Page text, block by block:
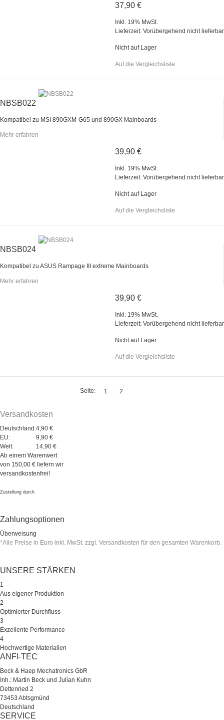
37,90 €
Inkl. 19% MwSt.
Lieferzeit: Vorübergehend nicht lieferbar
Nicht auf Lager
Auf die Vergleichsliste
NBSB022
Kompatibel zu MSI 890GXM-G65 und 890GX Mainboards
Mehr erfahren
39,90 €
Inkl. 19% MwSt.
Lieferzeit: Vorübergehend nicht lieferbar
Nicht auf Lager
Auf die Vergleichsliste
NBSB024
Kompatibel zu ASUS Rampage III extreme Mainboards
Mehr erfahren
39,90 €
Inkl. 19% MwSt.
Lieferzeit: Vorübergehend nicht lieferbar
Nicht auf Lager
Auf die Vergleichsliste
Seite: 1 2
Versandkosten
Deutschland:4,90 €
EU:
9,90 €
Welt:
14,90 €
Ab einem Warenwert
von 150,00 € liefern wir
versandkostenfrei!
Zustellung durch
Zahlungsoptionen
Überweisung
*Alle Preise in Euro inkl. MwSt. zzgl. Versandkosten für den gesamten Warenkorb.
UNSERE STÄRKEN
1
Aus eigener Produktion
2
Optimierter Durchfluss
3
Exzellente Performance
4
Hochwertige Materialien
ANFI-TEC
Beck & Haep Mechatronics GbR
Inh.: Martin Beck und Julian Kuhn
Dettenried 2
73453 Abtsgmünd
Deutschland
SERVICE